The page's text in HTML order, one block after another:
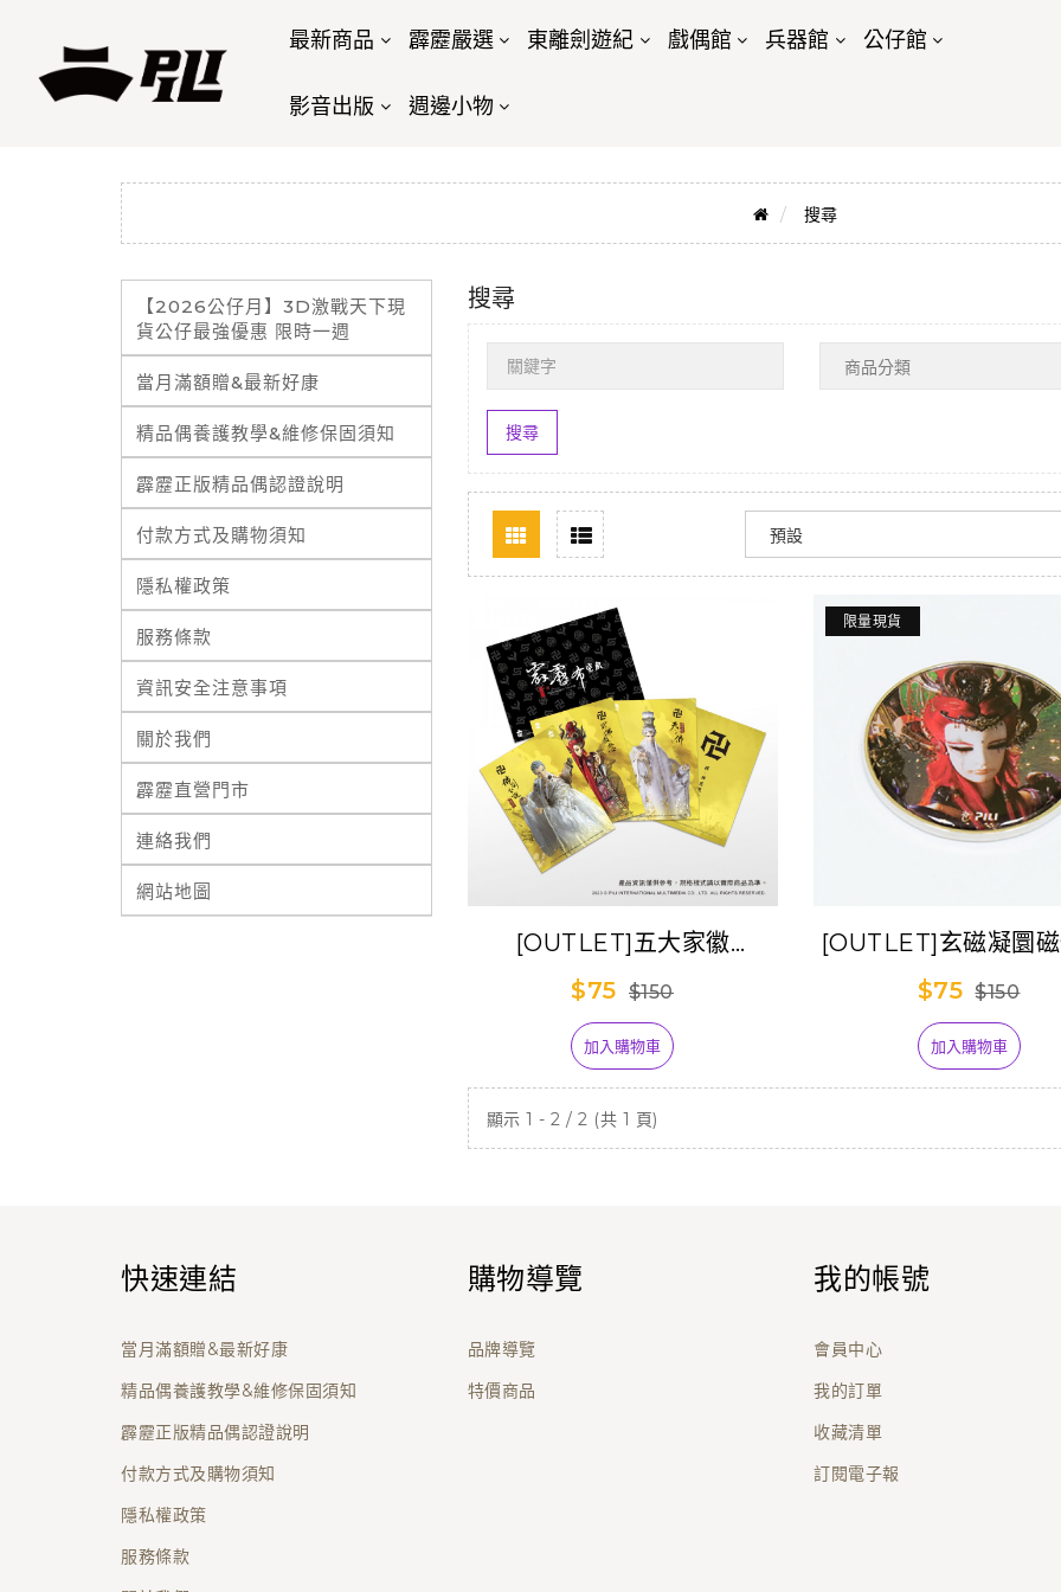
最新商品 霹靂嚴選 東離劍遊紀 戲偶館 兵器館 公仔館
影音出版 週邊小物
搜尋
【2026公仔月】3D激戰天下現
貨公仔最強優惠 限時一週
當月滿額贈&最新好康
精品偶養護教學&維修保固須知
霹靂正版精品偶認證說明
付款方式及購物須知
隱私權政策
服務條款
資訊安全注意事項
關於我們
霹靂直營門市
連絡我們
網站地圖
搜尋
[OUTLET]五大家徽
Postcard套組-釋(佛劍分說
$75 $150
加入購物車
限量現貨
[OUTLET]玄磁凝圜
罪佛赦無心
$75 $150
加入購物車
顯示 1 - 2 / 2 (共 1 頁)
快速連結
當月滿額贈&最新好康
精品偶養護教學&維修保固須知
霹靂正版精品偶認證說明
付款方式及購物須知
隱私權政策
服務條款
購物導覽
品牌導覽
特價商品
我的帳號
會員中心
我的訂單
收藏清單
訂閱電子報